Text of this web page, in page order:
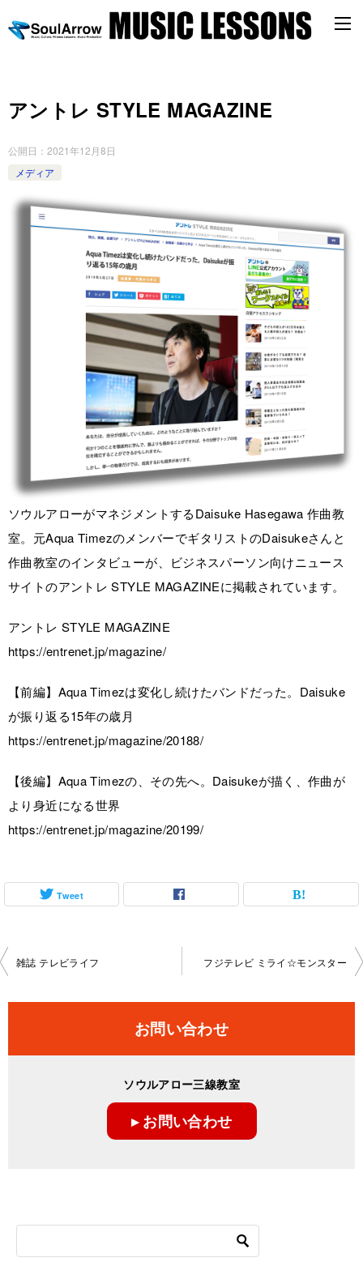
アントレ STYLE MAGAZINE
公開日： 2021年12月8日
メディア
ソウルアローがマネジメントするDaisuke Hasegawa 作曲教
室。元Aqua TimezのメンバーでギタリストのDaisukeさんと
作曲教室のインタビューが、ビジネスパーソン向けニュース
サイトのアントレ STYLE MAGAZINEに掲載されています。
アントレ STYLE MAGAZINE
https://entrenet.jp/magazine/
【前編】Aqua Timezは変化し続けたバンドだった。Daisuke
が振り返る15年の歳月
https://entrenet.jp/magazine/20188/
【後編】Aqua Timezの、その先へ。Daisukeが描く、作曲が
より身近になる世界
https://entrenet.jp/magazine/20199/
Tweet
投
ビ
雑誌 テレビライフ フジテレビ ミライ☆モンスター
お問い合わせ
ソウルアロー三線教室
▸ お問い合わせ